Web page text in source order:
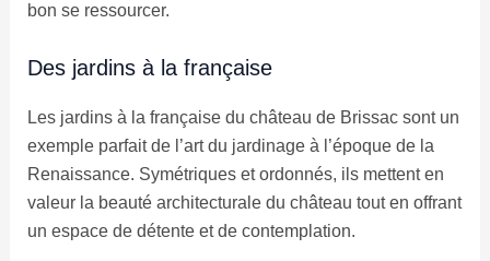
bon se ressourcer.
Des jardins à la française
Les jardins à la française du château de Brissac sont un
exemple parfait de l’art du jardinage à l’époque de la
Renaissance. Symétriques et ordonnés, ils mettent en
valeur la beauté architecturale du château tout en offrant
un espace de détente et de contemplation.